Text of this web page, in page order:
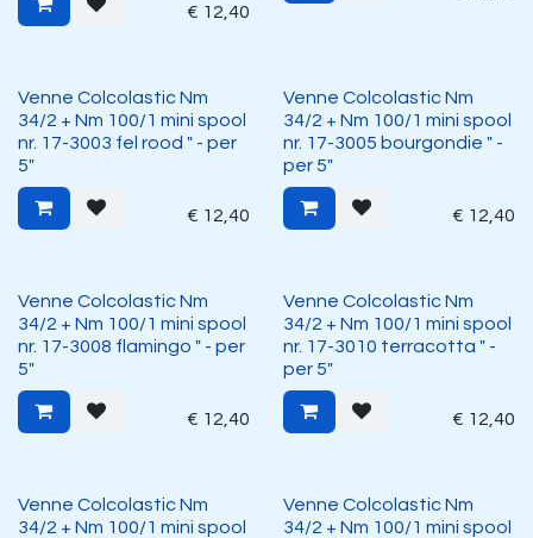
€ 12,40
Venne Colcolastic Nm
34/2 + Nm 100/1 mini spool
nr. 17-3003 fel rood " - per
5"
€ 12,40
Venne Colcolastic Nm
34/2 + Nm 100/1 mini spool
nr. 17-3005 bourgondie " -
per 5"
€ 12,40
Venne Colcolastic Nm
34/2 + Nm 100/1 mini spool
nr. 17-3008 flamingo " - per
5"
€ 12,40
Venne Colcolastic Nm
34/2 + Nm 100/1 mini spool
nr. 17-3010 terracotta " -
per 5"
€ 12,40
Venne Colcolastic Nm
34/2 + Nm 100/1 mini spool
Venne Colcolastic Nm
34/2 + Nm 100/1 mini spool